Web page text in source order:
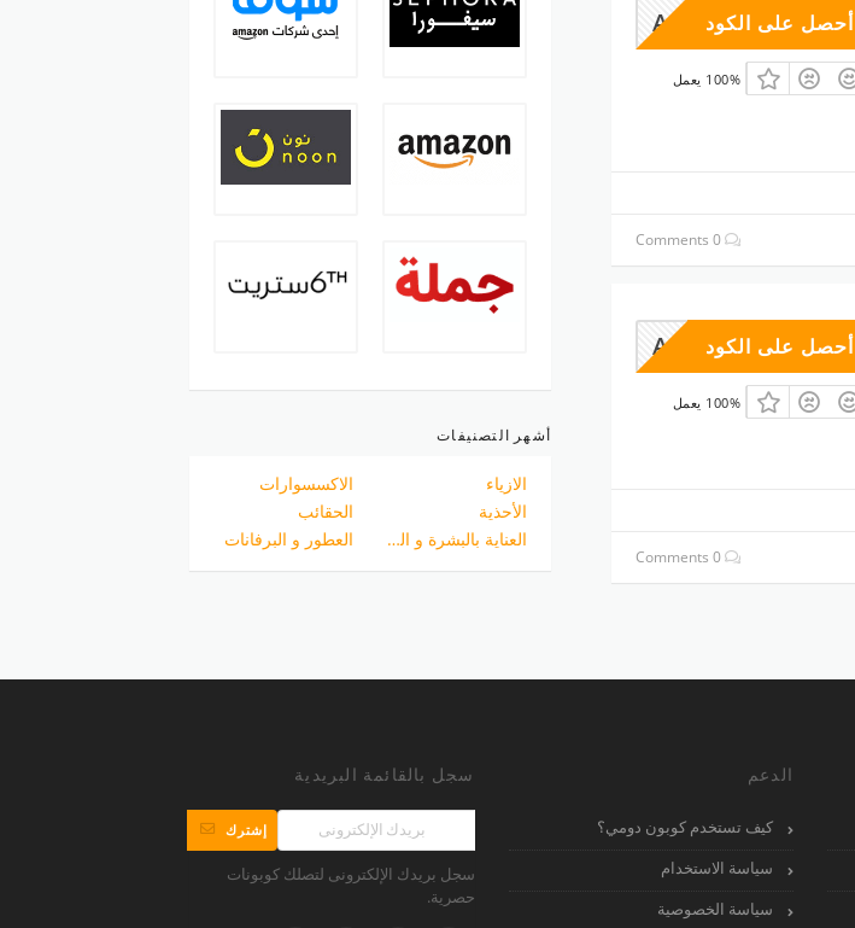
ADM45أحصل على الكود
100% يعمل
ADM45أحصل على الكود
100% يعمل
أشهر التصنيفات
الازياء
الاكسسوارات
الأحذية
الحقائب
العناية بالبشرة و الجسم
العطور و البرفانات
الدعم
كيف تستخدم كوبون دومي؟
سياسة الاستخدام
سياسة الخصوصية
سجل بالقائمة البريدية
إشترك
سجل بريدك الإلكترونى لتصلك كوبونات
حصرية.